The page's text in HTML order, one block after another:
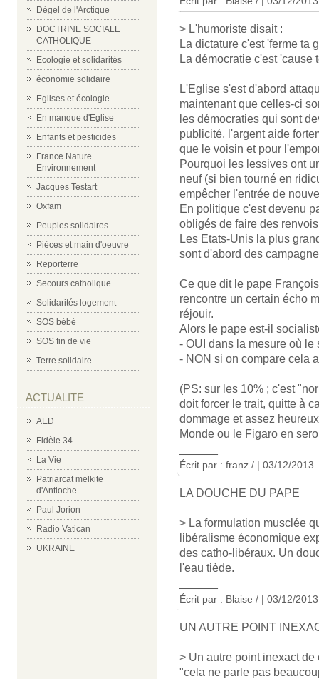
Dégel de l'Arctique
DOCTRINE SOCIALE
CATHOLIQUE
Ecologie et solidarités
économie solidaire
Eglises et écologie
En manque d'Eglise
Enfants et pesticides
France Nature
Environnement
Jacques Testart
Oxfam
Peuples solidaires
Pièces et main d'oeuvre
Reporterre
Secours catholique
Solidarités logement
SOS bébé
SOS fin de vie
Terre solidaire
ACTUALITE
AED
Fidèle 34
La Vie
Patriarcat melkite
d'Antioche
Paul Jorion
Radio Vatican
UKRAINE
> L'humoriste disait :
La dictature c'est 'ferme ta
La démocratie c'est 'cause
L'Eglise s'est d'abord
maintenant que celles-ci
les démocraties qui sont
publicité, l'argent aide
que le voisin et pour
Pourquoi les lessives ont
neuf (si bien tourné en
empêcher l'entrée de
En politique c'est devenu
obligés de faire des
Les Etats-Unis la plus
sont d'abord des
Ce que dit le pape
rencontre un certain écho
réjouir.
Alors le pape est-il
- OUI dans la mesure où
- NON si on compare cela
(PS: sur les 10% ; c'est
doit forcer le trait, quitte à
dommage et assez
Monde ou le Figaro en
Écrit par : franz / | 03/12/2013
LA DOUCHE DU PAPE
> La formulation musclée
libéralisme économique
des catho-libéraux. Un
l'eau tiède.
Écrit par : Blaise / | 03/12/2013
UN AUTRE POINT
> Un autre point inexact
"cela ne parle pas